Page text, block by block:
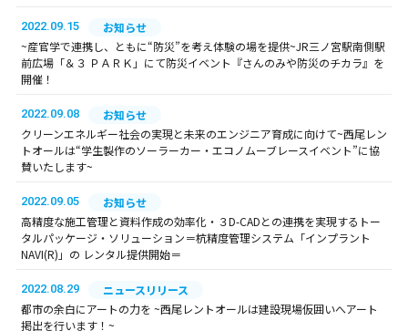
2022.09.15
お知らせ
~産官学で連携し、ともに“防災”を考え体験の場を提供~JR三ノ宮駅南側駅
前広場「＆３ ＰＡＲＫ」にて防災イベント『さんのみや防災のチカラ』を
開催！
2022.09.08
お知らせ
クリーンエネルギー社会の実現と未来のエンジニア育成に向けて~西尾レン
トオールは“学生製作のソーラーカー・エコノムーブレースイベント”に協
賛いたします~
2022.09.05
お知らせ
高精度な施工管理と資料作成の効率化・３D-CADとの連携を実現するトー
タルパッケージ・ソリューション＝杭精度管理システム「インプラント
NAVI(R)」の レンタル提供開始＝
2022.08.29
ニュースリリース
都市の余白にアートの力を ~西尾レントオールは建設現場仮囲いへアート
掲出を行います！~